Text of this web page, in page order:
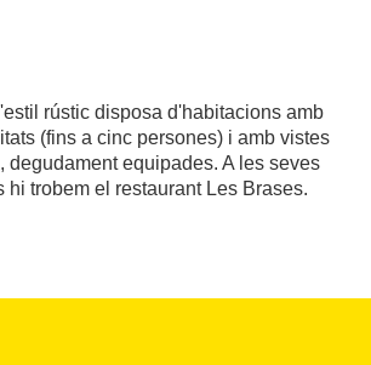
rústic disposa d'habitacions amb
(fins a cinc persones) i amb vistes
degudament equipades. A les seves
hi trobem el restaurant Les Brases.